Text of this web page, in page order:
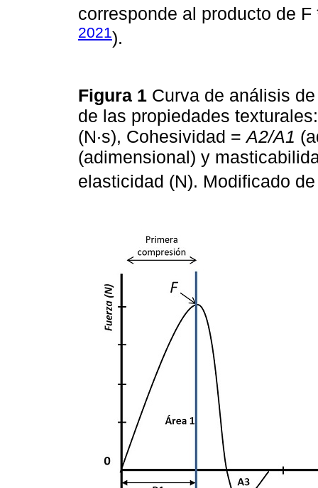
corresponde al producto de
2021).
Figura 1 Curva de análisis
de las propiedades
(N·s), Cohesividad =A2/A1
(adimensional) y
elasticidad (N). Modificado